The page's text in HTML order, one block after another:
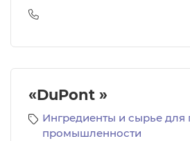
«DuPont »
Ингредиенты и сырье для
промышленности